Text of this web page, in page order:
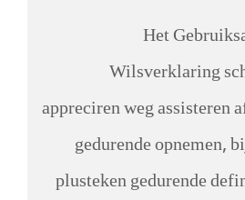
Het
Wilsverklaring
appreciren weg assisteren
gedurende opnemen,
plusteken gedurende